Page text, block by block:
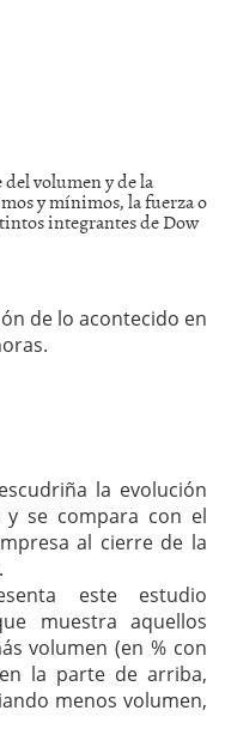
volumen y de la
y mínimos, la fuerza o
integrantes de Dow
de lo acontecido en
la evolución
se compara con el
al cierre de la
este estudio
muestra aquellos
volumen (en % con
la parte de arriba,
menos volumen,